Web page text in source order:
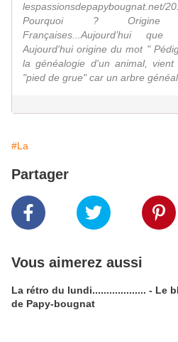
lespassionsdepapybougnat.net/
Pourquoi ? Origine
Françaises...Aujourd’hui
Aujourd'hui origine du mot "
la généalogie d'un animal,
"pied de grue" car un arbre
#La
Partager
Vous aimerez aussi
La rétro du lundi................... - Le
de Papy-bougnat